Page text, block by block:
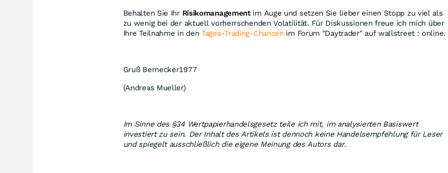
Behalten Sie Ihr Risikomanagementim Auge und setzen Sie lieber einen Stopp zu viel als
zu wenig bei der aktuell vorherrschenden Volatilität. Für Diskussionen freue ich mich über
Ihre Teilnahme in denTages-Trading-Chancen im Forum "Daytrader" auf wallstreet : online.
Gruß Bernecker1977
(Andreas Mueller)
Im Sinne des §34 Wertpapierhandelsgesetz teile ich mit, im analysierten Basiswert
investiert zu sein. Der Inhalt des Artikels ist dennoch keine Handelsempfehlung für Leser
und spiegelt ausschließlich die eigene Meinung des Autors dar.